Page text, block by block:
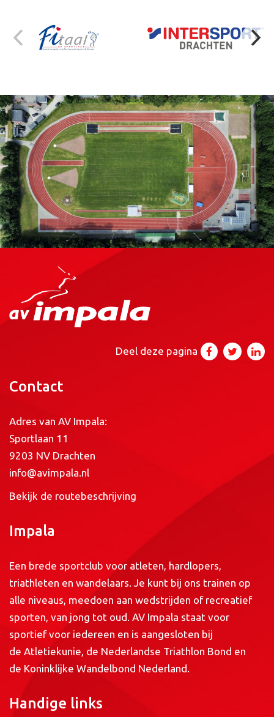
Deel deze pagina
Contact
Adres van AV Impala:
Sportlaan 11
9203 NV Drachten
info@avimpala.nl
Bekijk de routebeschrijving
Impala
Een brede sportclub voor atleten, hardlopers,
triathleten en wandelaars. Je kunt bij ons trainen op
alle niveaus, meedoen aan wedstrijden of recreatief
sporten, van jong tot oud. AV Impala staat voor
sportief voor iedereen en is aangesloten bij
de Atletiekunie, de Nederlandse Triathlon Bond en
de Koninklijke Wandelbond Nederland.
Handige links